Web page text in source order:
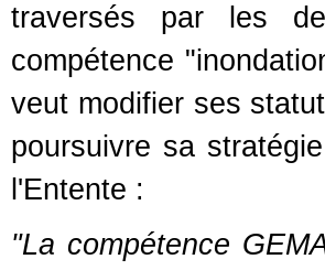
traversés par les
compétence
veut modifier ses
poursuivre sa
l'Entente :
"La compétence